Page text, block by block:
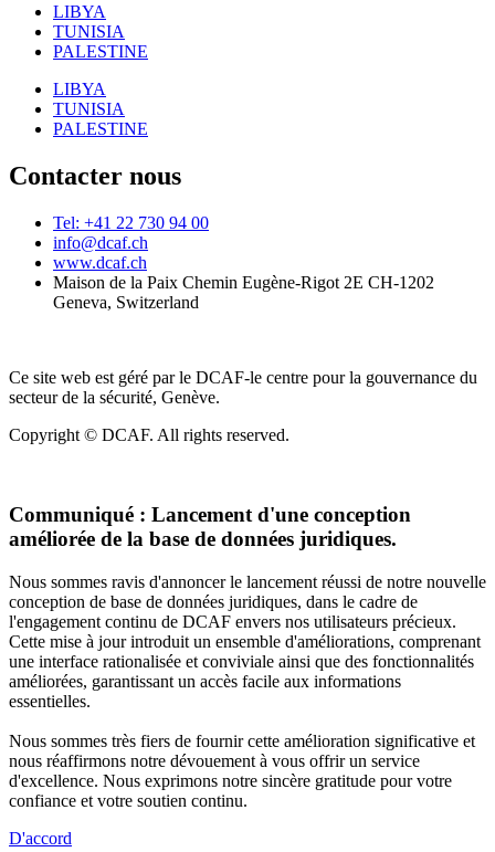
LIBYA
TUNISIA
PALESTINE
LIBYA
TUNISIA
PALESTINE
Contacter nous
Tel: +41 22 730 94 00
info@dcaf.ch
www.dcaf.ch
Maison de la Paix Chemin Eugène-Rigot 2E CH-1202
Geneva, Switzerland
Ce site web est géré par le DCAF-le centre pour la gouvernance du
secteur de la sécurité, Genève.
Copyright © DCAF. All rights reserved.
Communiqué : Lancement d'une conception
améliorée de la base de données juridiques.
Nous sommes ravis d'annoncer le lancement réussi de notre nouvelle
conception de base de données juridiques, dans le cadre de
l'engagement continu de DCAF envers nos utilisateurs précieux.
Cette mise à jour introduit un ensemble d'améliorations, comprenant
une interface rationalisée et conviviale ainsi que des fonctionnalités
améliorées, garantissant un accès facile aux informations
essentielles.
Nous sommes très fiers de fournir cette amélioration significative et
nous réaffirmons notre dévouement à vous offrir un service
d'excellence. Nous exprimons notre sincère gratitude pour votre
confiance et votre soutien continu.
D'accord